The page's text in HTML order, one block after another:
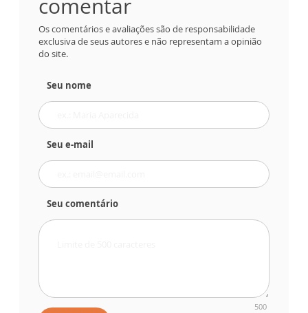
comentar
Os comentários e avaliações são de responsabilidade
exclusiva de seus autores e não representam a opinião
do site.
Seu nome
Seu e-mail
Seu comentário
500